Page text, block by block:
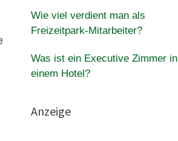
Wie viel verdient man als
Freizeitpark-Mitarbeiter?
Was ist ein Executive Zimmer in
einem Hotel?
Anzeige